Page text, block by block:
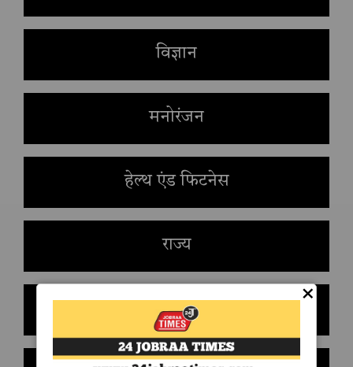
विज्ञान
मनोरंजन
हेल्थ एंड फिटनेस
राज्य
देश
×